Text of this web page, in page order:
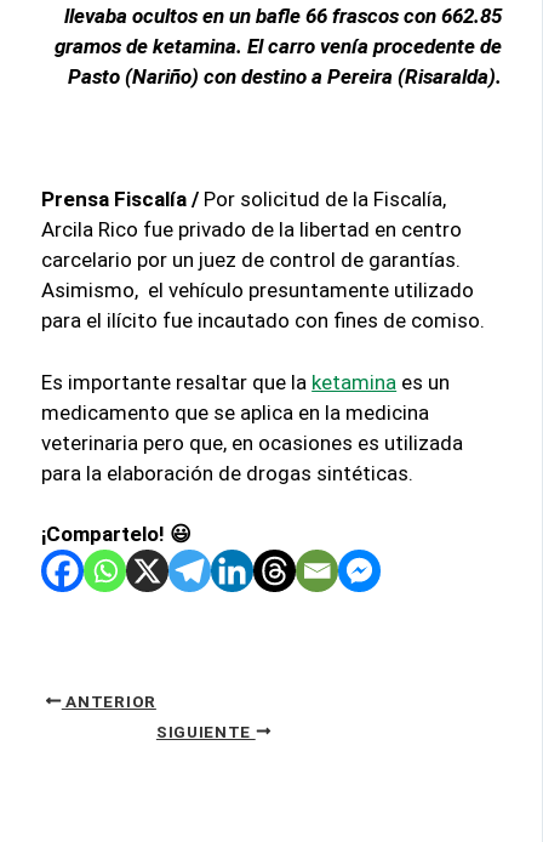
llevaba ocultos en un bafle 66 frascos con 662.85
gramos de ketamina. El carro venía procedente de
Pasto (Nariño) con destino a Pereira (Risaralda).
Prensa Fiscalía / Por solicitud de la Fiscalía,
Arcila Rico fue privado de la libertad en centro
carcelario por un juez de control de garantías.
Asimismo, el vehículo presuntamente utilizado
para el ilícito fue incautado con fines de comiso.
Es importante resaltar que la ketamina es un
medicamento que se aplica en la medicina
veterinaria pero que, en ocasiones es utilizada
para la elaboración de drogas sintéticas.
¡Compartelo! 😃
ANTERIOR
SIGUIENTE